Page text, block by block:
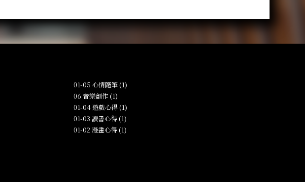
01-05 心情隨筆 (1)
06 音樂創作 (1)
01-04 遊戲心得 (1)
01-03 讀書心得 (1)
01-02 漫畫心得 (1)